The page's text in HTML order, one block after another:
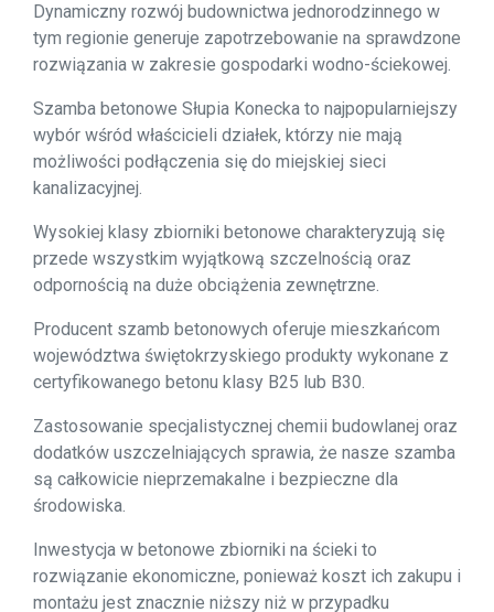
Dynamiczny rozwój budownictwa jednorodzinnego w
tym regionie generuje zapotrzebowanie na sprawdzone
rozwiązania w zakresie gospodarki wodno-ściekowej.
Szamba betonowe Słupia Konecka to najpopularniejszy
wybór wśród właścicieli działek, którzy nie mają
możliwości podłączenia się do miejskiej sieci
kanalizacyjnej.
Wysokiej klasy zbiorniki betonowe charakteryzują się
przede wszystkim wyjątkową szczelnością oraz
odpornością na duże obciążenia zewnętrzne.
Producent szamb betonowych oferuje mieszkańcom
województwa świętokrzyskiego produkty wykonane z
certyfikowanego betonu klasy B25 lub B30.
Zastosowanie specjalistycznej chemii budowlanej oraz
dodatków uszczelniających sprawia, że nasze szamba
są całkowicie nieprzemakalne i bezpieczne dla
środowiska.
Inwestycja w betonowe zbiorniki na ścieki to
rozwiązanie ekonomiczne, ponieważ koszt ich zakupu i
montażu jest znacznie niższy niż w przypadku